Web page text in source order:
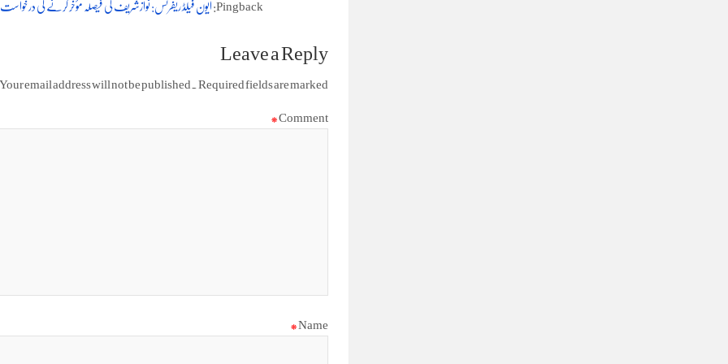
Pingback: ایون فیلڈ ریفرنس: نوازشریف کی فیصلہ مؤخر کرنے کی
Leave a Reply
Your email address will not be published. Required fields are marked
Comment
*
Name
*